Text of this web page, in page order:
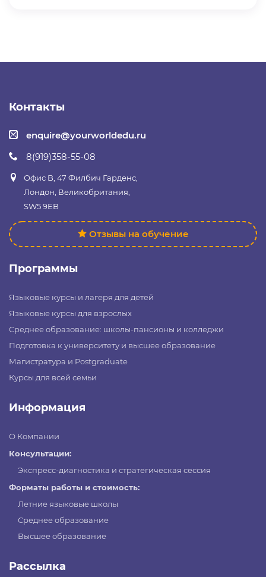
Контакты
enquire@yourworldedu.ru
8(919)358-55-08
Офис B, 47 Филбич Гарденс,
Лондон, Великобритания,
SW5 9EB
Отзывы на обучение
Программы
Языковые курсы и лагеря для детей
Языковые курсы для взрослых
Среднее образование: школы-пансионы и колледжи
Подготовка к университету и высшее образование
Магистратура и Postgraduate
Курсы для всей семьи
Информация
О Компании
Консультации:
Экспресс-диагностика и стратегическая сессия
Форматы работы и стоимость:
Летние языковые школы
Среднее образование
Высшее образование
Рассылка